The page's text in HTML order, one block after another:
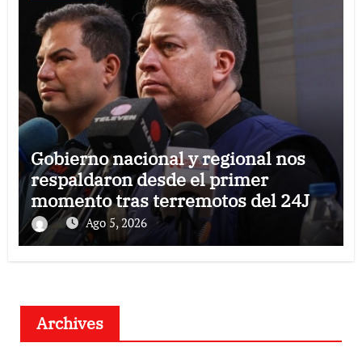
Gobierno nacional y regional nos
respaldaron desde el primer
momento tras terremotos del 24J
Ago 5, 2026
Archives